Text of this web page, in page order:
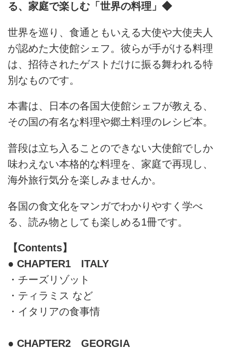
る、家庭で楽しむ「世界の料理」◆
世界を巡り、食通ともいえる大使や大使夫人
が認めた大使館シェフ。彼らが手がける料理
は、招待されたゲストだけに振る舞われる特
別なものです。
本書は、日本の各国大使館シェフが教える、
その国の有名な料理や郷土料理のレシピ本。
普段は立ち入ることのできない大使館でしか
味わえない本格的な料理を、家庭で再現し、
海外旅行気分を楽しみませんか。
各国の食文化をマンガでわかりやすく学べ
る、読み物としても楽しめる1冊です。
【Contents】
● CHAPTER1 ITALY
・チーズリゾット
・ティラミス など
・イタリアの食事情
● CHAPTER2 GEORGIA